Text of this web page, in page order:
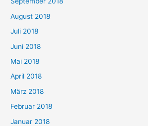
August 2018
Juli 2018
Juni 2018
Mai 2018
April 2018
März 2018
Februar 2018
Januar 2018